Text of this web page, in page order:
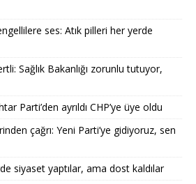
ses: Atık pilleri her yerde
Sağlık Bakanlığı zorunlu tutuyor,
Parti’den ayrıldı CHP’ye üye oldu
çağrı: Yeni Parti’ye gidiyoruz, sen
siyaset yaptılar, ama dost kaldılar